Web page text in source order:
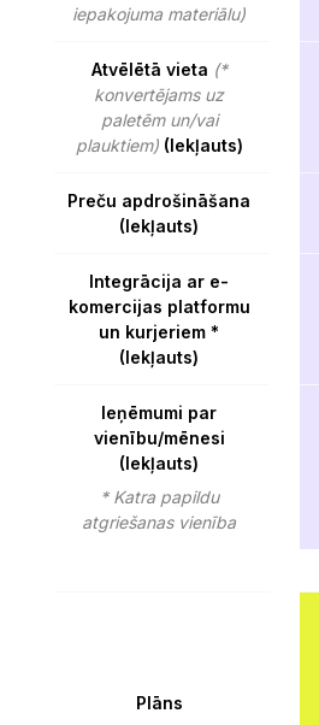
iepakojuma materiālu)
Atvēlētā vieta (*
konvertējams uz
paletēm un/vai
plauktiem)(Iekļauts)
Preču apdrošināšana
(Iekļauts)
Integrācija ar e-
komercijas platformu
un kurjeriem *
(Iekļauts)
Ieņēmumi par
vienību/mēnesi
(Iekļauts)
* Katra papildu
atgriešanas vienība
Plāns